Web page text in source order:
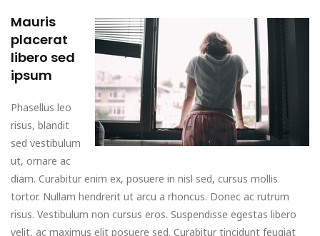
Mauris
placerat
libero sed
ipsum
Phasellus leo
risus, blandit
sed vestibulum
ut, ornare ac
diam. Curabitur enim ex, posuere in nisl sed, cursus mollis
tortor. Nullam hendrerit ut arcu a rhoncus. Donec ac rutrum
risus. Vestibulum non cursus eros. Suspendisse egestas libero
velit, ac maximus elit posuere sed. Curabitur tincidunt feugiat